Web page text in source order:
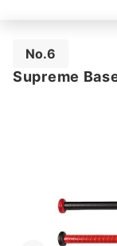
No.6
Supreme